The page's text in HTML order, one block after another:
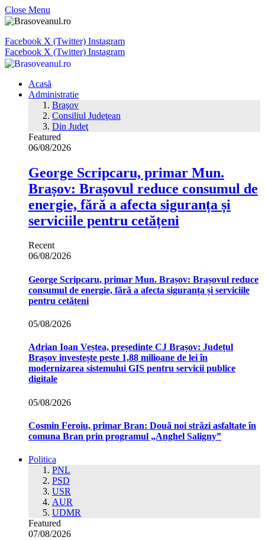
Close Menu
Facebook X (Twitter) Instagram
Facebook X (Twitter) Instagram
Acasă
Administratie
Braşov
Consiliul Judeţean
Din Judeţ
Featured
06/08/2026
George Scripcaru, primar Mun.
Brașov: Brașovul reduce consumul de
energie, fără a afecta siguranța și
serviciile pentru cetățeni
Recent
06/08/2026
George Scripcaru, primar Mun. Brașov: Brașovul reduce
consumul de energie, fără a afecta siguranța și serviciile
pentru cetățeni
05/08/2026
Adrian Ioan Veștea, președinte CJ Brașov: Județul
Brașov investește peste 1,88 milioane de lei în
modernizarea sistemului GIS pentru servicii publice
digitale
05/08/2026
Cosmin Feroiu, primar Bran: Două noi străzi asfaltate în
comuna Bran prin programul „Anghel Saligny”
Politica
PNL
PSD
USR
AUR
UDMR
Featured
07/08/2026